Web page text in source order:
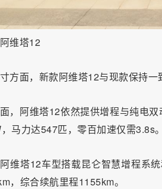
维塔12
方面，新款阿维塔12与现款保持
，阿维塔12依然提供增程与纯电
马力达547匹，零百加速仅需3.8s。
维塔12车型搭载昆仑智慧增程系
，综合续航里程1155km。